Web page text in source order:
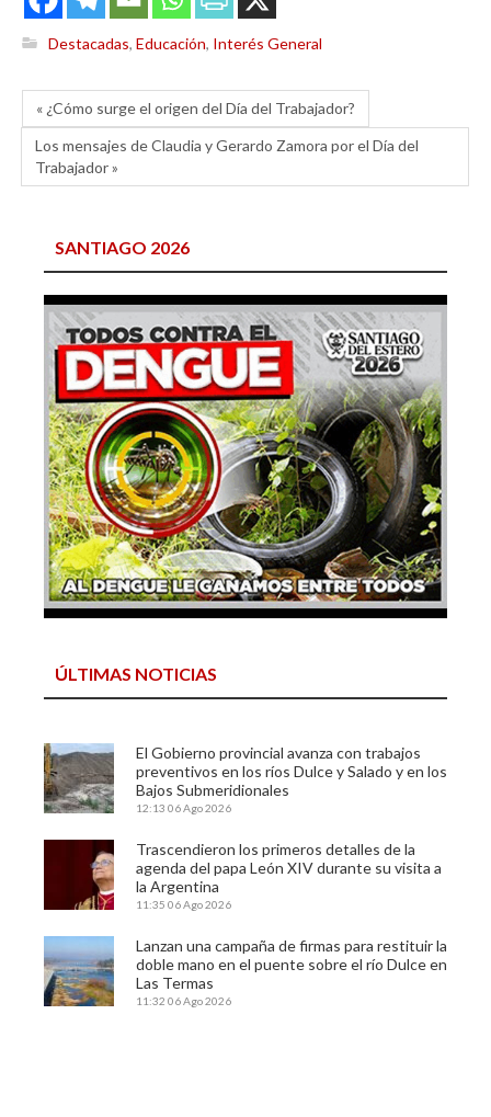
Destacadas, Educación, Interés General
« ¿Cómo surge el origen del Día del Trabajador?
Los mensajes de Claudia y Gerardo Zamora por el Día del
Trabajador »
SANTIAGO 2026
ÚLTIMAS NOTICIAS
El Gobierno provincial avanza con trabajos
preventivos en los ríos Dulce y Salado y en los
Bajos Submeridionales
12:13 06 Ago 2026
Trascendieron los primeros detalles de la
agenda del papa León XIV durante su visita a
la Argentina
11:35 06 Ago 2026
Lanzan una campaña de firmas para restituir la
doble mano en el puente sobre el río Dulce en
Las Termas
11:32 06 Ago 2026